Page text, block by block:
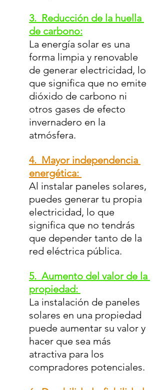
3.  Reducción de la huella
de carbono:
La energía solar es una
forma limpia y renovable
de generar electricidad, lo
que significa que no emite
dióxido de carbono ni
otros gases de efecto
invernadero en la
atmósfera.
4.  Mayor independencia
energética:
Al instalar paneles solares,
puedes generar tu propia
electricidad, lo que
significa que no tendrás
que depender tanto de la
red eléctrica pública.
5.  Aumento del valor de la
propiedad:
La instalación de paneles
solares en una propiedad
puede aumentar su valor y
hacer que sea más
atractiva para los
compradores potenciales.